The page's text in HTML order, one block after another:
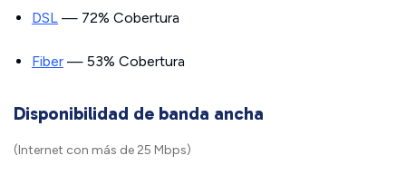
DSL — 72% Cobertura
Fiber — 53% Cobertura
Disponibilidad de banda ancha
(Internet con más de 25 Mbps)